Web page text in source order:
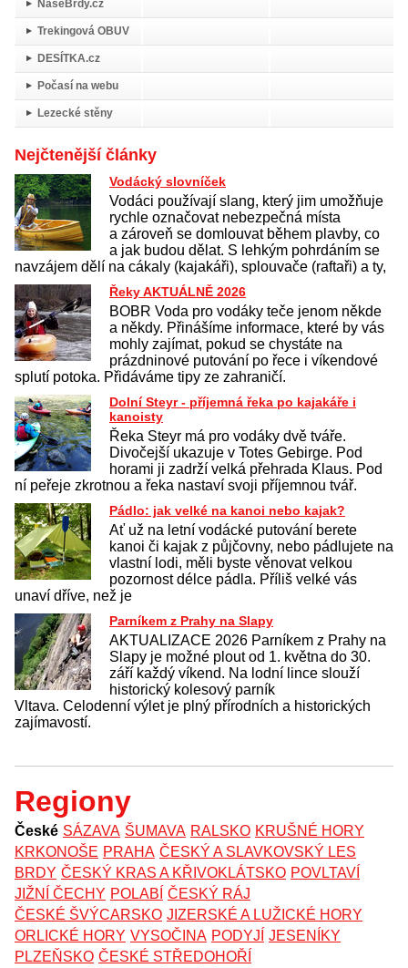
NašeBrdy.cz
Trekingová OBUV
DESÍTKA.cz
Počasí na webu
Lezecké stěny
Nejčtenější články
Vodácký slovníček
Vodáci používají slang, který jim umožňuje
rychle označovat nebezpečná místa
a zároveň se domlouvat během plavby, co
a jak budou dělat. S lehkým pohrdáním se
navzájem dělí na cákaly (kajakáři), splouvače (raftaři) a ty,
Řeky AKTUÁLNĚ 2026
BOBR Voda pro vodáky teče jenom někde
a někdy. Přinášíme informace, které by vás
mohly zajímat, pokud se chystáte na
prázdninové putování po řece i víkendové
splutí potoka. Přidáváme tipy ze zahraničí.
Dolní Steyr - příjemná řeka po kajakáře i
kanoisty
Řeka Steyr má pro vodáky dvě tváře.
Divočejší ukazuje v Totes Gebirge. Pod
horami ji zadrží velká přehrada Klaus. Pod
ní peřeje zkrotnou a řeka nastaví svoji příjemnou tvář.
Pádlo: jak velké na kanoi nebo kajak?
Ať už na letní vodácké putování berete
kanoi či kajak z půjčovny, nebo pádlujete na
vlastní lodi, měli byste věnovat velkou
pozornost délce pádla. Příliš velké vás
unaví dříve, než je
Parníkem z Prahy na Slapy
AKTUALIZACE 2026 Parníkem z Prahy na
Slapy je možné plout od 1. května do 30.
září každý víkend. Na lodní lince slouží
historický kolesový parník
Vltava. Celodenní výlet je plný přírodních a historických
zajímavostí.
Regiony
České SÁZAVA ŠUMAVA RALSKO KRUŠNÉ HORY
KRKONOŠE PRAHA ČESKÝ A SLAVKOVSKÝ LES
BRDY ČESKÝ KRAS A KŘIVOKLÁTSKO POVLTAVÍ
JIŽNÍ ČECHY POLABÍ ČESKÝ RÁJ
ČESKÉ ŠVÝCARSKO JIZERSKÉ A LUŽICKÉ HORY
ORLICKÉ HORY VYSOČINA PODYJÍ JESENÍKY
PLZEŇSKO ČESKÉ STŘEDOHOŘÍ